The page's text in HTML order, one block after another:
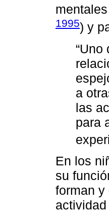
1995) y
a
las
para
En los
su
forman y